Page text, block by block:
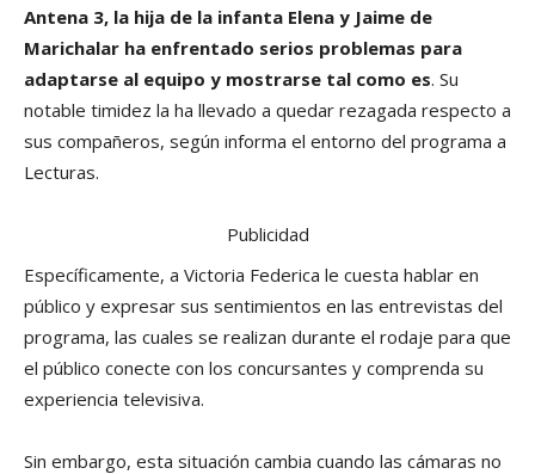
Antena 3, la hija de la infanta Elena y Jaime de
Marichalar ha enfrentado serios problemas para
adaptarse al equipo y mostrarse tal como es. Su
notable timidez la ha llevado a quedar rezagada respecto a
sus compañeros, según informa el entorno del programa a
Lecturas.
Publicidad
Específicamente, a Victoria Federica le cuesta hablar en
público y expresar sus sentimientos en las entrevistas del
programa, las cuales se realizan durante el rodaje para que
el público conecte con los concursantes y comprenda su
experiencia televisiva.
Sin embargo, esta situación cambia cuando las cámaras no